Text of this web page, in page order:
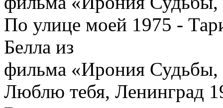
По улице моей 1975 -
Белла из
фильма «Ирония
Люблю тебя, Ленинград